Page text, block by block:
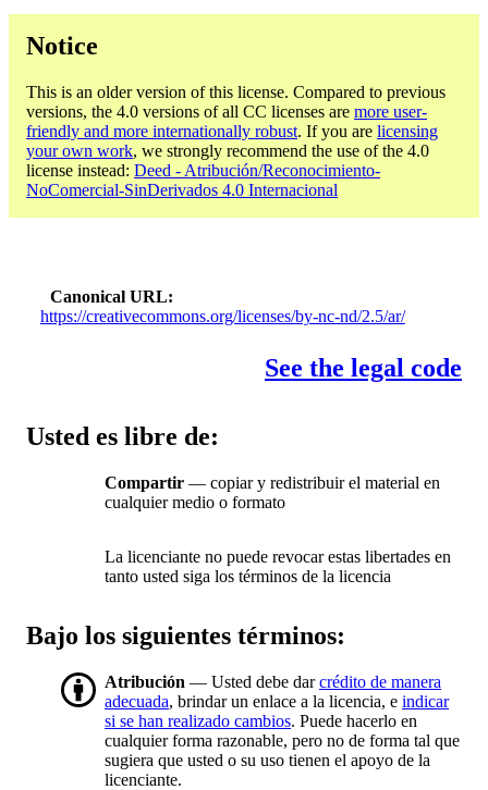
Notice
This is an older version of this license. Compared to previous
versions, the 4.0 versions of all CC licenses are more user-
friendly and more internationally robust. If you are licensing
your own work, we strongly recommend the use of the 4.0
license instead: Deed - Atribución/Reconocimiento-
NoComercial-SinDerivados 4.0 Internacional
Canonical URL
https://creativecommons.org/licenses/by-nc-nd/2.5/ar/
See the legal code
Usted es libre de:
Compartir — copiar y redistribuir el material en
cualquier medio o formato
La licenciante no puede revocar estas libertades en
tanto usted siga los términos de la licencia
Bajo los siguientes términos:
Atribución — Usted debe darcrédito de manera
adecuada, brindar un enlace a la licencia, e indicar
si se han realizado cambios. Puede hacerlo en
cualquier forma razonable, pero no de forma tal que
sugiera que usted o su uso tienen el apoyo de la
licenciante.